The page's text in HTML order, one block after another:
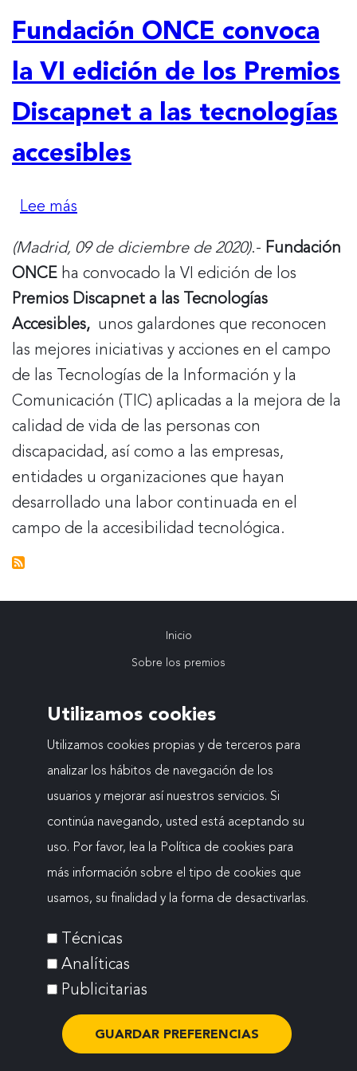
Utilizamos cookies
Utilizamos cookies propias y de terceros para
analizar los hábitos de navegación de los
usuarios y mejorar así nuestros servicios. Si
continúa navegando, usted está aceptando su
uso. Por favor, lea la Política de cookies para
más información sobre el tipo de cookies que
usamos, su finalidad y la forma de desactivarlas.
Técnicas
Analíticas
Publicitarias
GUARDAR PREFERENCIAS
migas
Fundación ONCE convoca
la VI edición de los Premios
Discapnet a las tecnologías
accesibles
Lee más
ONCE
convoca
la
VI
edición
de
los
Premios
Discapnet
a
las
tecnologías
(Madrid, 09 de diciembre de 2020).- Fundación
ONCE ha convocado la VI edición de los
Premios Discapnet a las Tecnologías
Accesibles, unos galardones que reconocen
las mejores iniciativas y acciones en el campo
de las Tecnologías de la Información y la
Comunicación (TIC) aplicadas a la mejora de la
calidad de vida de las personas con
discapacidad, así como a las empresas,
entidades u organizaciones que hayan
desarrollado una labor continuada en el
campo de la accesibilidad tecnológica.
Navegación
principal
Inicio
Sobre los premios
Ediciones anteriores
Actualidad
Contacto
Menú
del
pie
secundario
Mapa web
Aviso legal